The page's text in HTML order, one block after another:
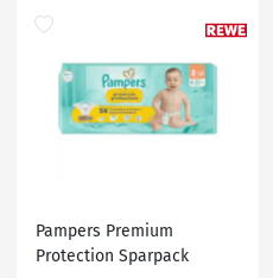
Pampers Premium
Protection Sparpack